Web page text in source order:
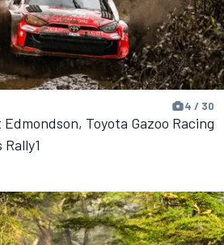
4 / 30
Toyota Gazoo Racing